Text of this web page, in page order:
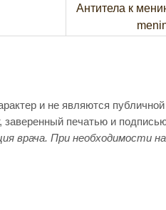
Антитела к
и не являются
печатью и
врача. При необходимости